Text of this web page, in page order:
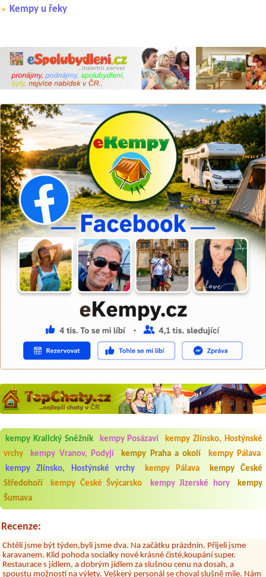
Kempy u řeky
kempy Kralický Sněžník kempy Posázaví
kempy Zlínsko, Hostýnské
vrchy
kempy Vranov, Podyjí kempy Praha a okolí
kempy Pálava
kempy Zlínsko, Hostýnské vrchy
kempy Pálava
kempy České
Středohoří
kempy České Švýcarsko kempy Jizerské hory
kempy
Šumava
Recenze:
Aneta Melicharová
Byli jsme zde v týdnu od 25.7. do 1.8. 2026. Kemp jako takový je pěkný.
V umývárně i na WC bylo vždy čisto, doplněný papír i utěrky, což při
množství návštěvníků není samozřejmost. V kempu je obchod a
restaurace, kebab a další občerstvení. Co nás ale velice zklamalo byl
celodenní hluk z repráků u stanů a absolutní bezohlednost ostatních
ubytovaných. Přes den jsem si připadala jak na pouti- z každého koutu
hrála jiná hudba.Kemp pěkný, ale takový rámus jsme ještě nezažili...
Jana*****
Chtěli jsme být týden,byli jsme dva. Na začátku prázdnin. Přijeli jsme
karavanem. Klid pohoda socialky nové krásné čisté,koupání super.
Restaurace s jídlem, a dobrým jídlem za slušnou cenu na dosah, a
spoustu možností na výlety. Veškerý personál se choval slušně mile. Nám